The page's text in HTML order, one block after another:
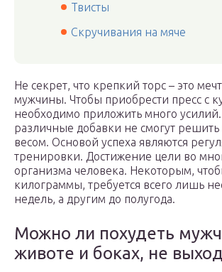
Твисты
Скручивания на мяче
Не секрет, что крепкий торс – это
мужчины. Чтобы приобрести пресс с
необходимо приложить много
различные добавки не смогут
весом. Основой успеха являются
тренировки. Достижение цели во
организма человека. Некоторым,
килограммы, требуется всего лишь
недель, а другим до полугода.
Можно ли похудеть
животе и боках, не